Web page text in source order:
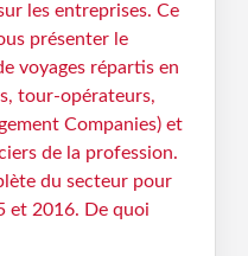
les entreprises. Ce
présenter le
voyages répartis en
tour-opérateurs,
Companies) et
de la profession.
du secteur pour
et 2016. De quoi